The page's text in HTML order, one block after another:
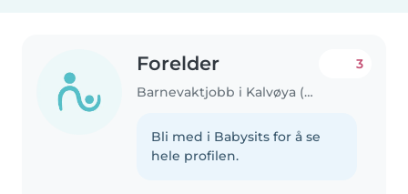
Forelder
Barnevaktjobb i Kalvøya (Akershus)
3
Bli med i Babysits for å se
hele profilen.